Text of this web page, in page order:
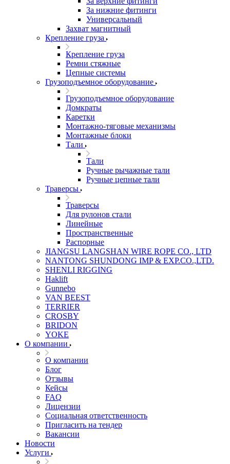
За нижние фитинги
Универсальный
Захват магнитный
Крепление груза
Крепление груза
Ремни стяжные
Цепные системы
Грузоподъемное оборудование
Грузоподъемное оборудование
Домкраты
Каретки
Монтажно-тяговые механизмы
Монтажные блоки
Тали
Тали
Ручные рычажные тали
Ручные цепные тали
Траверсы
Траверсы
Для рулонов стали
Линейные
Пространственные
Распорные
JIANGSU LANGSHAN WIRE ROPE CO., LTD
NANTONG SHUNDONG IMP & EXP.CO.,LTD.
SHENLI RIGGING
Haklift
Gunnebo
VAN BEEST
TERRIER
CROSBY
BRIDON
YOKE
О компании
О компании
Блог
Отзывы
Кейсы
FAQ
Лицензии
Социальная ответственность
Пригласить на тендер
Вакансии
Новости
Услуги